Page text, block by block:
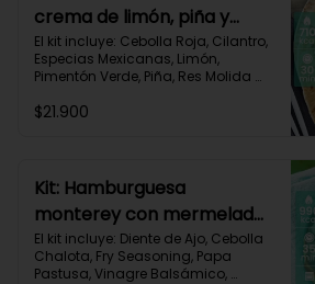
crema de limón, piña y
especias-17
El kit incluye: Cebolla Roja, Cilantro,
Especias Mexicanas, Limón,
Pimentón Verde, Piña, Res Molida
Tortillas de Harina (3/p) y Receta
Proteínas 31g
$21.900
Kit: Hamburguesa
monterey con mermelada
de chalota y mayonesa de
ajo-66
El kit incluye: Diente de Ajo, Cebolla
Chalota, Fry Seasoning, Papa
Pastusa, Vinagre Balsámico,